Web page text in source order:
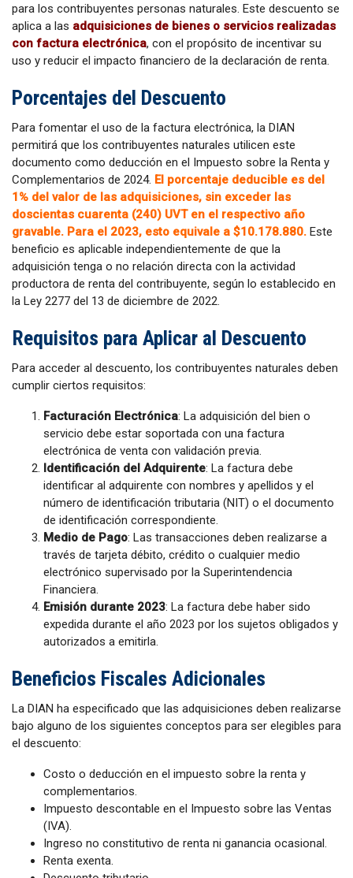
para los contribuyentes personas naturales. Este descuento se
aplica a las adquisiciones de bienes o servicios realizadas
con factura electrónica, con el propósito de incentivar su
uso y reducir el impacto financiero de la declaración de renta.
Porcentajes del Descuento
Para fomentar el uso de la factura electrónica, la DIAN
permitirá que los contribuyentes naturales utilicen este
documento como deducción en el Impuesto sobre la Renta y
Complementarios de 2024. El porcentaje deducible es del
1% del valor de las adquisiciones, sin exceder las
doscientas cuarenta (240) UVT en el respectivo año
gravable. Para el 2023, esto equivale a $10.178.880. Este
beneficio es aplicable independientemente de que la
adquisición tenga o no relación directa con la actividad
productora de renta del contribuyente, según lo establecido en
la Ley 2277 del 13 de diciembre de 2022.
Requisitos para Aplicar al Descuento
Para acceder al descuento, los contribuyentes naturales deben
cumplir ciertos requisitos:
Facturación Electrónica: La adquisición del bien o
servicio debe estar soportada con una factura
electrónica de venta con validación previa.
Identificación del Adquirente: La factura debe
identificar al adquirente con nombres y apellidos y el
número de identificación tributaria (NIT) o el documento
de identificación correspondiente.
Medio de Pago: Las transacciones deben realizarse a
través de tarjeta débito, crédito o cualquier medio
electrónico supervisado por la Superintendencia
Financiera.
Emisión durante 2023: La factura debe haber sido
expedida durante el año 2023 por los sujetos obligados y
autorizados a emitirla.
Beneficios Fiscales Adicionales
La DIAN ha especificado que las adquisiciones deben realizarse
bajo alguno de los siguientes conceptos para ser elegibles para
el descuento:
Costo o deducción en el impuesto sobre la renta y
complementarios.
Impuesto descontable en el Impuesto sobre las Ventas
(IVA).
Ingreso no constitutivo de renta ni ganancia ocasional.
Renta exenta.